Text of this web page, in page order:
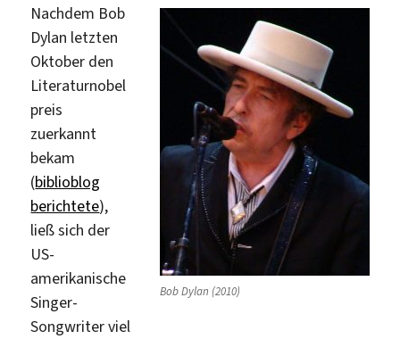
Bob Dylan (2010)
Nachdem Bob
Dylan letzten
Oktober den
Literaturnobel
preis
zuerkannt
bekam
(biblioblog
berichtete),
ließ sich der
US-
amerikanische
Singer-
Songwriter viel